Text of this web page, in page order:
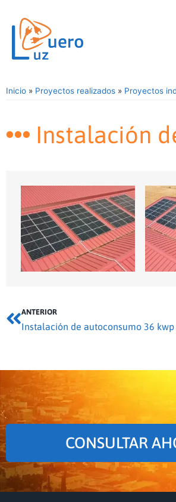
Inicio » Proyectos realizados » Proyectos
Instalación
ANTERIOR
CONSULTAR